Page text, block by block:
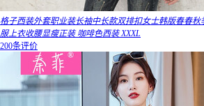
格子西装外套职业装长袖中长款双排扣女士韩版春春秋
服上衣收腰显瘦正装 咖啡色西装 XXXL
200条评价